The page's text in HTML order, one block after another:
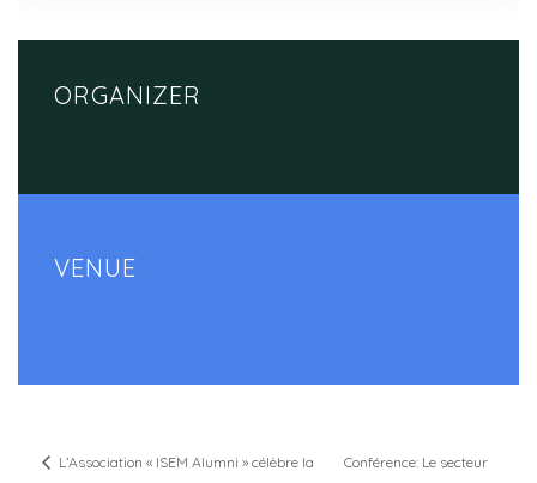
ORGANIZER
VENUE
L’Association « ISEM Alumni » célèbre la
Conférence: Le secteur